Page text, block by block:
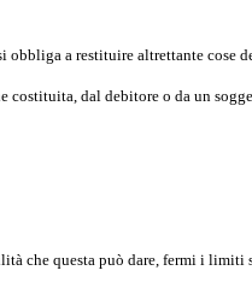
a restituire altrettante cose
dal debitore o da un
che questa può dare, fermi i